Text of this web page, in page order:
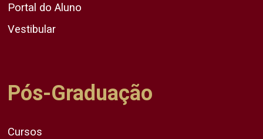
Portal do Aluno
Vestibular
Pós-Graduação
Cursos